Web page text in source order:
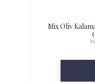
Mix Olív